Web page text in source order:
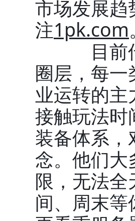
市场发展趋
注1pk.com。
目前传
圈层，每
业运转的
接触玩法时
装备体系
念。他们
限，无法
间、周末